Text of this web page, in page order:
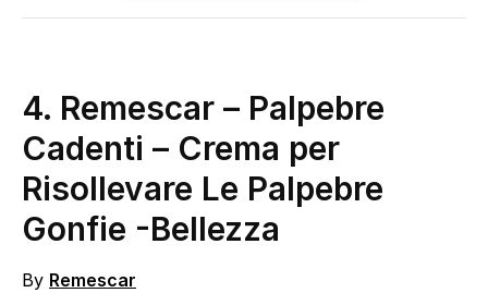
4. Remescar – Palpebre
Cadenti – Crema per
Risollevare Le Palpebre
Gonfie -Bellezza
By Remescar